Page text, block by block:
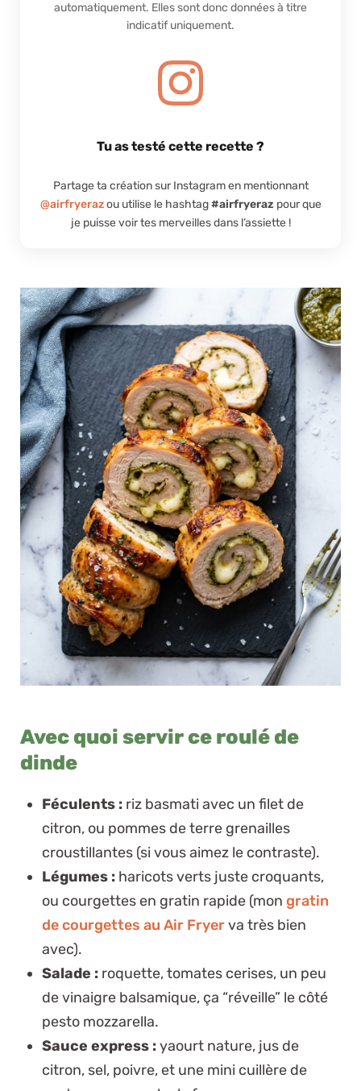
automatiquement. Elles sont donc données à titre
indicatif uniquement.
Tu as testé cette recette ?
Partage ta création sur Instagram en mentionnant
@airfryerazou utilise le hashtag#airfryeraz pour que
je puisse voir tes merveilles dans l’assiette !
Avec quoi servir ce roulé de
dinde
Féculents : riz basmati avec un filet de
citron, ou pommes de terre grenailles
croustillantes (si vous aimez le contraste).
Légumes : haricots verts juste croquants,
ou courgettes en gratin rapide (mon gratin
de courgettes au Air Fryerva très bien
avec).
Salade : roquette, tomates cerises, un peu
de vinaigre balsamique, ça “réveille” le côté
pesto mozzarella.
Sauce express :yaourt nature, jus de
citron, sel, poivre, et une mini cuillère de